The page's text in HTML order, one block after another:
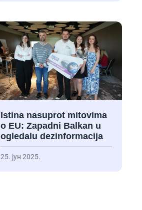
Istina nasuprot mitovima
o EU: Zapadni Balkan u
ogledalu dezinformacija
25. јун 2025.